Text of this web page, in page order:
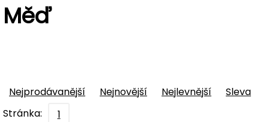
Měď
Nejprodávanější Nejnovější Nejlevnější
Sleva
Stránka:
1